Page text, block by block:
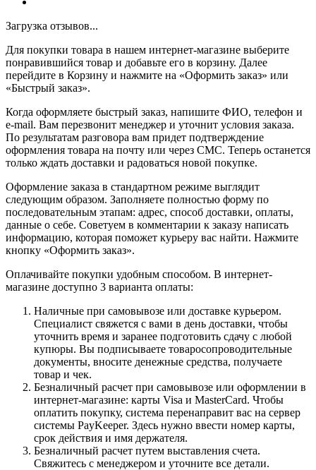
Загрузка отзывов...
Для покупки товара в нашем интернет-магазине выберите
понравившийся товар и добавьте его в корзину. Далее
перейдите в Корзину и нажмите на «Оформить заказ» или
«Быстрый заказ».
Когда оформляете быстрый заказ, напишите ФИО, телефон и
e-mail. Вам перезвонит менеджер и уточнит условия заказа.
По результатам разговора вам придет подтверждение
оформления товара на почту или через СМС. Теперь останется
только ждать доставки и радоваться новой покупке.
Оформление заказа в стандартном режиме выглядит
следующим образом. Заполняете полностью форму по
последовательным этапам: адрес, способ доставки, оплаты,
данные о себе. Советуем в комментарии к заказу написать
информацию, которая поможет курьеру вас найти. Нажмите
кнопку «Оформить заказ».
Оплачивайте покупки удобным способом. В интернет-
магазине доступно 3 варианта оплаты:
Наличные при самовывозе или доставке курьером.
Специалист свяжется с вами в день доставки, чтобы
уточнить время и заранее подготовить сдачу с любой
купюры. Вы подписываете товаросопроводительные
документы, вносите денежные средства, получаете
товар и чек.
Безналичный расчет при самовывозе или оформлении в
интернет-магазине: карты Visa и MasterCard. Чтобы
оплатить покупку, система перенаправит вас на сервер
системы PayKeeper. Здесь нужно ввести номер карты,
срок действия и имя держателя.
Безналичный расчет путем выставления счета.
Свяжитесь с менеджером и уточните все детали.